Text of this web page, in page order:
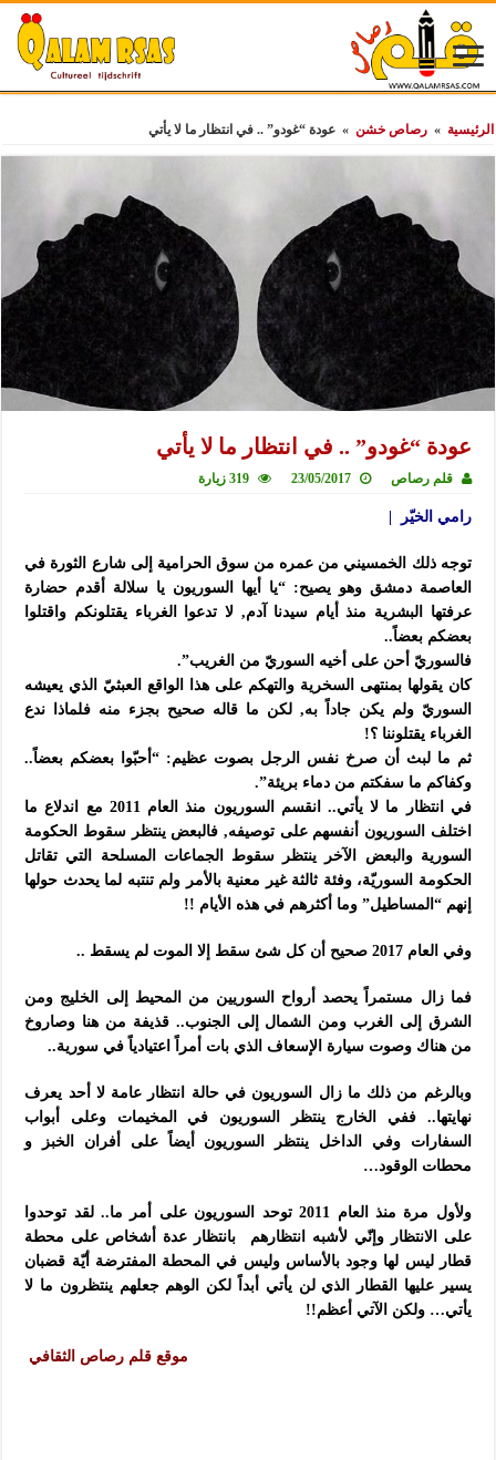
الرئيسية » رصاص خشن » عودة “غودو” .. في انتظار ما لا يأتي
عودة “غودو” .. في انتظار ما لا يأتي
قلم رصاص 23/05/2017 319 زيارة
رامي الخيّر |
توجه ذلك الخمسيني من عمره من سوق الحرامية إلى شارع الثورة في
العاصمة دمشق وهو يصيح: “يا أيها السوريون يا سلالة أقدم حضارة
عرفتها البشرية منذ أيام سيدنا آدم, لا تدعوا الغرباء يقتلونكم واقتلوا
بعضكم بعضاً..
فالسوريّ أحن على أخيه السوريّ من الغريب”.
كان يقولها بمنتهى السخرية والتهكم على هذا الواقع العبثيّ الذي يعيشه
السوريّ ولم يكن جاداً به, لكن ما قاله صحيح بجزء منه فلماذا ندع
الغرباء يقتلوننا ؟!
ثم ما لبث أن صرخ نفس الرجل بصوت عظيم: “أحبّوا بعضكم بعضاً..
وكفاكم ما سفكتم من دماء بريئة”.
في انتظار ما لا يأتي.. انقسم السوريون منذ العام 2011 مع اندلاع ما
اختلف السوريون أنفسهم على توصيفه, فالبعض ينتظر سقوط الحكومة
السورية والبعض الآخر ينتظر سقوط الجماعات المسلحة التي تقاتل
الحكومة السوريّة، وفئة ثالثة غير معنية بالأمر ولم تنتبه لما يحدث حولها
إنهم “المساطيل” وما أكثرهم في هذه الأيام !!
وفي العام 2017 صحيح أن كل شئ سقط إلا الموت لم يسقط ..
فما زال مستمراً يحصد أرواح السوريين من المحيط إلى الخليج ومن
الشرق إلى الغرب ومن الشمال إلى الجنوب.. قذيفة من هنا وصاروخ
من هناك وصوت سيارة الإسعاف الذي بات أمراً اعتيادياً في سورية..
وبالرغم من ذلك ما زال السوريون في حالة انتظار عامة لا أحد يعرف
نهايتها.. ففي الخارج ينتظر السوريون في المخيمات وعلى أبواب
السفارات وفي الداخل ينتظر السوريون أيضاً على أفران الخبز و
محطات الوقود…
ولأول مرة منذ العام 2011 توحد السوريون على أمر ما.. لقد توحدوا
على الانتظار وإنّي لأشبه انتظارهم بانتظار عدة أشخاص على محطة
قطار ليس لها وجود بالأساس وليس في المحطة المفترضة أيّة قضبان
يسير عليها القطار الذي لن يأتي أبداً لكن الوهم جعلهم ينتظرون ما لا
يأتي… ولكن الآتي أعظم!!
موقع قلم رصاص الثقافي